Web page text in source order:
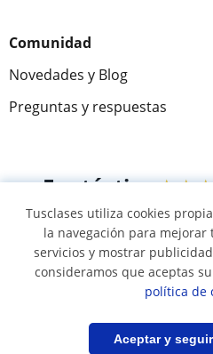
Guardar búsqueda
Comunidad
Novedades y Blog
Preguntas y respuestas
Fantástica
305883
© 2007 - 2026
Mapa web:
Tusclases utiliza cookies
la navegación para
servicios y mostrar
consideramos que aceptas
política de
Aceptar y